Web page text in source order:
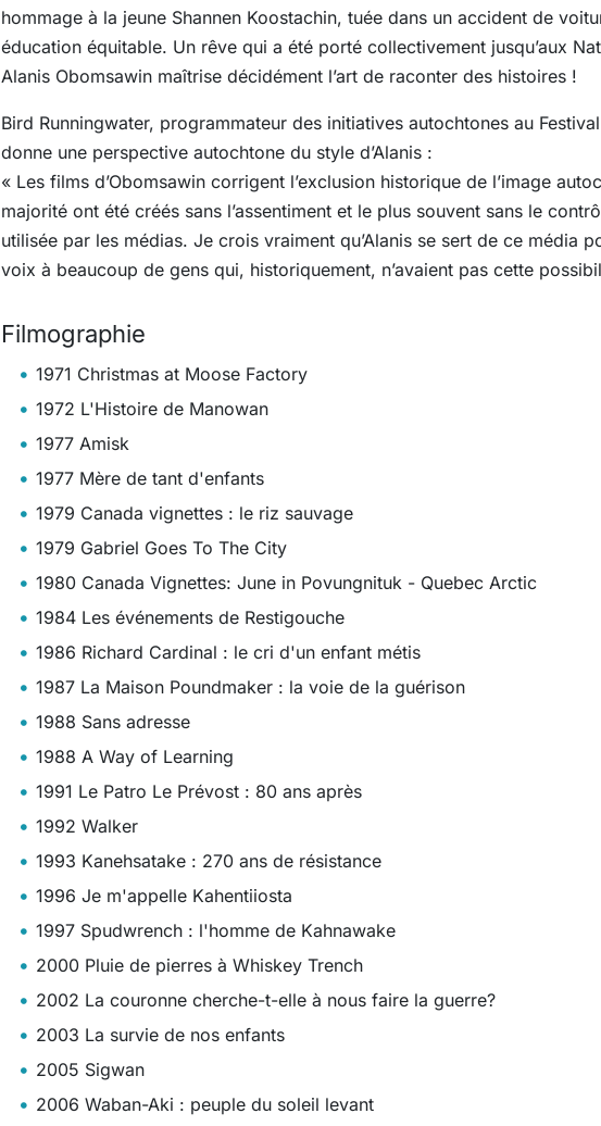
hommage à la jeune Shannen Koostachin, tuée dans un accident de
éducation équitable. Un rêve qui a été porté collectivement jusqu’aux
Alanis Obomsawin maîtrise décidément l’art de raconter des histoires !
Bird Runningwater, programmateur des initiatives autochtones au
donne une perspective autochtone du style d’Alanis :
« Les films d’Obomsawin corrigent l’exclusion historique de l’image
majorité ont été créés sans l’assentiment et le plus souvent sans le
utilisée par les médias. Je crois vraiment qu’Alanis se sert de ce média
voix à beaucoup de gens qui, historiquement, n’avaient pas cette
Filmographie
1971 Christmas at Moose Factory
1972 L'Histoire de Manowan
1977 Amisk
1977 Mère de tant d'enfants
1979 Canada vignettes : le riz sauvage
1979 Gabriel Goes To The City
1980 Canada Vignettes: June in Povungnituk - Quebec Arctic
1984 Les événements de Restigouche
1986 Richard Cardinal : le cri d'un enfant métis
1987 La Maison Poundmaker : la voie de la guérison
1988 Sans adresse
1988 A Way of Learning
1991 Le Patro Le Prévost : 80 ans après
1992 Walker
1993 Kanehsatake : 270 ans de résistance
1996 Je m'appelle Kahentiiosta
1997 Spudwrench : l'homme de Kahnawake
2000 Pluie de pierres à Whiskey Trench
2002 La couronne cherche-t-elle à nous faire la guerre?
2003 La survie de nos enfants
2005 Sigwan
2006 Waban-Aki : peuple du soleil levant